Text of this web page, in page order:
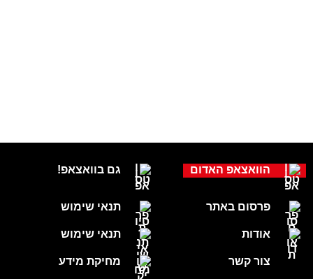
גם בוואצאפ!
תנאי שימוש
תנאי שימוש
מחיקת מידע
הוואצאפ האדום
פרסום באתר
אודות
צור קשר